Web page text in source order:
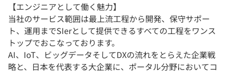
【エンジニアとして働く魅力】
当社のサービス範囲は最上流工程から開発、保守サポー
ト、運用までSIerとして提供できるすべての工程をワンス
トップでおこなっております。
AI、IoT、ビッグデータそしてDXの流れをとらえた企業戦
略と、日本を代表する大企業に、ポータル分野においてコ